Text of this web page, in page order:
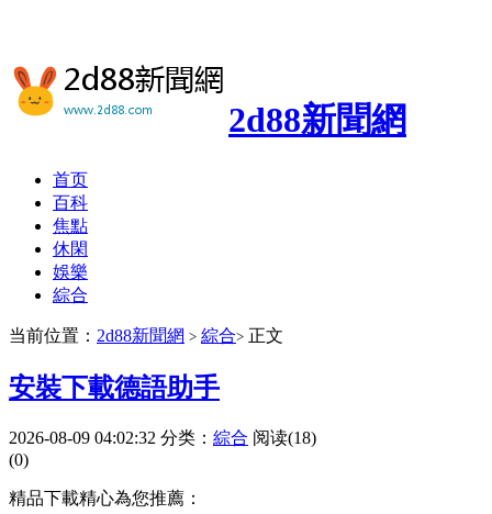
2d88新聞網
首页
百科
焦點
休閑
娛樂
綜合
当前位置： 2d88新聞網 > 綜合> 正文
安裝下載德語助手
2026-08-09 04:02:32 分类： 綜合 阅读(18)
(0)
精品下載精心為您推薦：